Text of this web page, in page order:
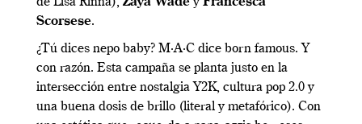
Scorsese.
¿Tú dices nepo baby? M·A·C dice born famous. Y
con razón. Esta campaña se planta justo en la
intersección entre nostalgia Y2K, cultura pop 2.0 y
una buena dosis de brillo (literal y metafórico). Con